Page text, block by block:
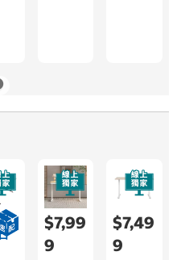
$7,99
9
$7,49
9